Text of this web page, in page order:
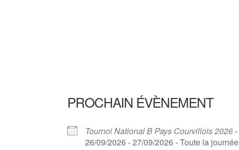
PROCHAIN ÉVÈNEMENT
Tournoi National B Pays Courvillois 2026-
26/09/2026 - 27/09/2026 - Toute la journée